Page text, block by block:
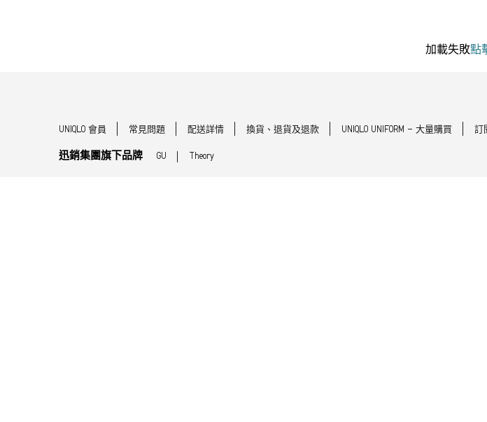
加載失敗點
UNIQLO 會員 常見問題 配送詳情 換貨、退貨及退款 UNIQLO UNIFORM - 大量購買 訂
迅銷集團旗下品牌 GU Theory